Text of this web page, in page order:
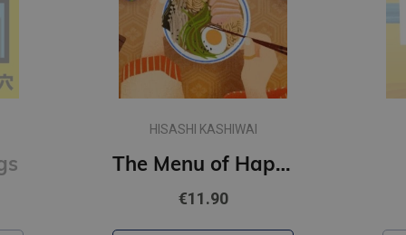
HISASHI KASHIWAI
The Menu of Happiness
€11.90